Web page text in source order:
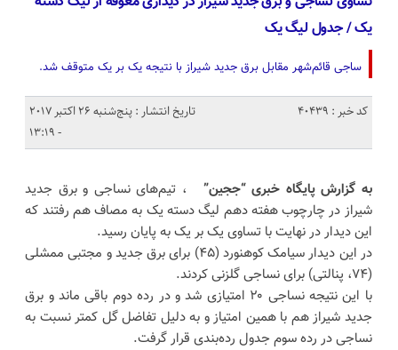
یک / جدول لیگ یک
ساجی قائم‌شهر مقابل برق جدید شیراز با نتیجه یک بر یک متوقف شد.
کد خبر : 40439
تاریخ انتشار : پنج‌شنبه 26 اکتبر 2017
- 13:19
به گزارش پایگاه خبری “ججین”
، تیم‌های نساجی و برق جدید
شیراز در چارچوب هفته دهم لیگ دسته یک به مصاف هم رفتند که
این دیدار در نهایت با تساوی یک بر یک به پایان رسید.
در این دیدار سیامک کوهنورد (۴۵) برای برق جدید و مجتبی ممشلی
(۷۴، پنالتی) برای نساجی گلزنی کردند.
با این نتیجه نساجی ۲۰ امتیازی شد و در رده دوم باقی ماند و برق
جدید شیراز هم با همین امتیاز و به دلیل تفاضل گل کمتر نسبت به
نساجی در رده سوم جدول رده‌بندی قرار گرفت.